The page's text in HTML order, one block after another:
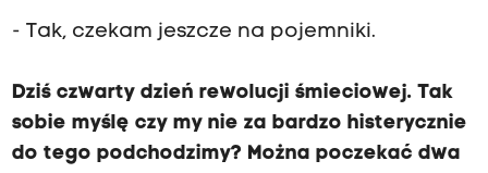
- Tak, czekam jeszcze na pojemniki.
Dziś czwarty dzień rewolucji śmieciowej. Tak
sobie myślę czy my nie za bardzo histerycznie
do tego podchodzimy? Można poczekać dwa